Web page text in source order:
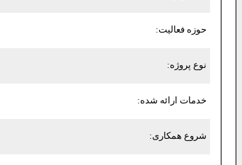
حوزه فعالیت:
نوع پروژه:
خدمات ارائه شده:
شروع همکاری: